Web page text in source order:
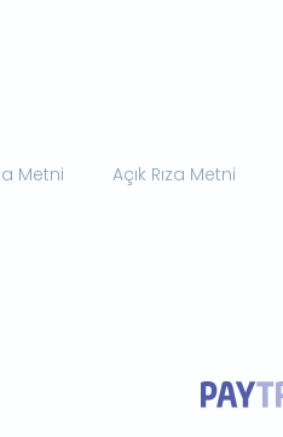
Metni Açık Rıza Metni